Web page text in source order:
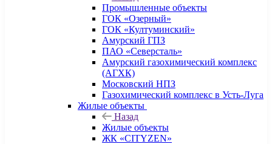
Промышленные объекты
ГОК «Озерный»
ГОК «Култуминский»
Амурский ГПЗ
ПАО «Северсталь»
Амурский газохимический комплекс
(АГХК)
Московский НПЗ
Газохимический комплекс в Усть-Луга
Жилые объекты
Назад
Жилые объекты
ЖК «CITYZEN»